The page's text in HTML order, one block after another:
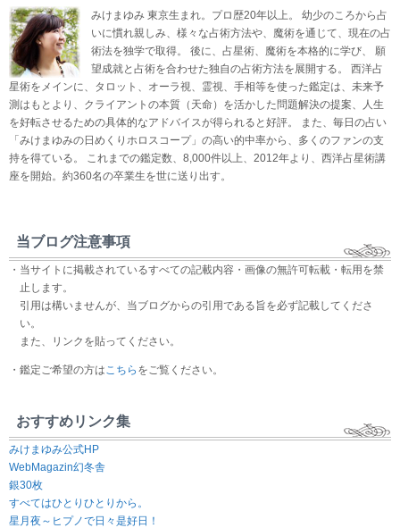
みけまゆみ 東京生まれ。プロ歴20年以上。 幼少のころから占
いに慣れ親しみ、様々な占術方法や、魔術を通じて、現在の占
術法を独学で取得。 後に、占星術、魔術を本格的に学び、 願
望成就と占術を合わせた独自の占術方法を展開する。 西洋占
星術をメインに、タロット、オーラ視、霊視、手相等を使った鑑定は、未来予
測はもとより、クライアントの本質（天命）を活かした問題解決の提案、人生
を好転させるための具体的なアドバイスが得られると好評。 また、毎日の占い
「みけまゆみの日めくりホロスコープ」の高い的中率から、多くのファンの支
持を得ている。 これまでの鑑定数、8,000件以上、2012年より、西洋占星術講
座を開始。約360名の卒業生を世に送り出す。
当ブログ注意事項
・当サイトに掲載されているすべての記載内容・画像の無許可転載・転用を禁
止します。
引用は構いませんが、当ブログからの引用である旨を必ず記載してくださ
い。
また、リンクを貼ってください。
・鑑定ご希望の方はこちら をご覧ください。
おすすめリンク集
みけまゆみ公式HP
WebMagazin幻冬舎
銀30枚
すべてはひとりひとりから。
星月夜～ヒプノで日々是好日！